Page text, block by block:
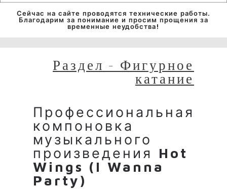
Сейчас на сайте проводятся технические работы.
Благодарим за понимание и просим прощения за
временные неудобства!
Раздел - Фигурное
катание
Профессиональная
компоновка
музыкального
произведения Hot
Wings (I Wanna
Party)